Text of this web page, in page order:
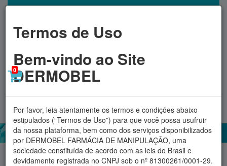
0
MINHA CONTA
Acessórios Aromatizadores Cosméticos Fitoterápicos
Termos de Uso
Bem-vindo ao Site
DERMOBEL
Por favor, leia atentamente os termos e condições abaixo
estipulados (“Termos de Uso”) para que você possa usufruir
da nossa plataforma, bem como dos serviços disponibilizados
por DERMOBEL FARMÁCIA DE MANIPULAÇÃO, uma
sociedade constituída de acordo com as leis do Brasil e
devidamente registrada no CNPJ sob o nº 81300261/0001-29.